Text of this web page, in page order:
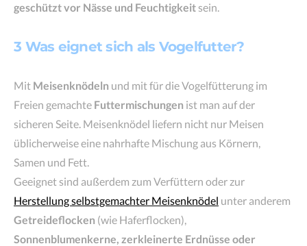
geschützt vor Nässe und Feuchtigkeit sein.
3 Was eignet sich als Vogelfutter?
Mit Meisenknödeln und mit für die Vogelfütterung im
Freien gemachte Futtermischungen ist man auf der
sicheren Seite. Meisenknödel liefern nicht nur Meisen
üblicherweise eine nahrhafte Mischung aus Körnern,
Samen und Fett.
Geeignet sind außerdem zum Verfüttern oder zur
Herstellung selbstgemachter Meisenknödel unter anderem
Getreideflocken (wie Haferflocken),
Sonnenblumenkerne, zerkleinerte Erdnüsse oder